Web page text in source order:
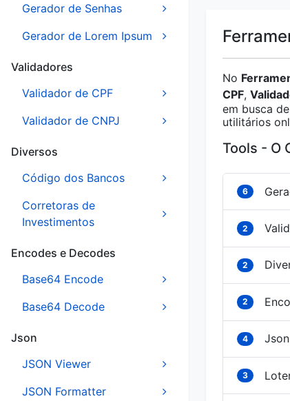
Gerador de Senhas
Gerador de Lorem Ipsum
Validadores
Validador de CPF
Validador de CNPJ
Diversos
Código dos Bancos
Corretoras de
Investimentos
Encodes e Decodes
Base64 Encode
Base64 Decode
Json
JSON Viewer
JSON Formatter
No
CPF,
em busca
utilitários
Tools - O
6
2
2
2
4 Json
3